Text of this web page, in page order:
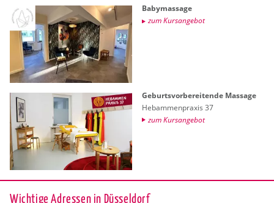
Ba­by­mas­sa­ge
zum Kurs­an­ge­bot
Ge­burts­vor­be­rei­ten­de Mas­sa­ge
Heb­am­men­pra­xis 37
zum Kurs­an­ge­bot
Wichtige Adressen in Düsseldorf